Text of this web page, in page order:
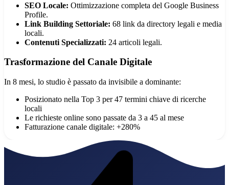
SEO Locale: Ottimizzazione completa del Google Business
Profile.
Link Building Settoriale: 68 link da directory legali e media
locali.
Contenuti Specializzati: 24 articoli legali.
Trasformazione del Canale Digitale
In 8 mesi, lo studio è passato da invisibile a dominante:
Posizionato nella Top 3 per 47 termini chiave di ricerche
locali
Le richieste online sono passate da 3 a 45 al mese
Fatturazione canale digitale: +280%